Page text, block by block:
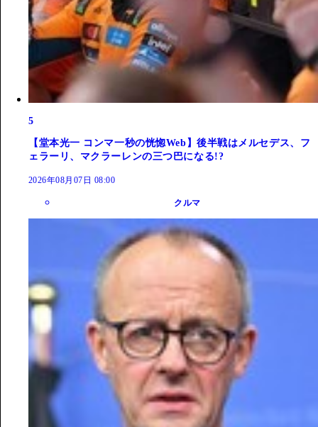
5
【堂本光一 コンマ一秒の恍惚Web】後半戦はメルセデス、フ
ェラーリ、マクラーレンの三つ巴になる!?
2026年08月07日 08:00
クルマ